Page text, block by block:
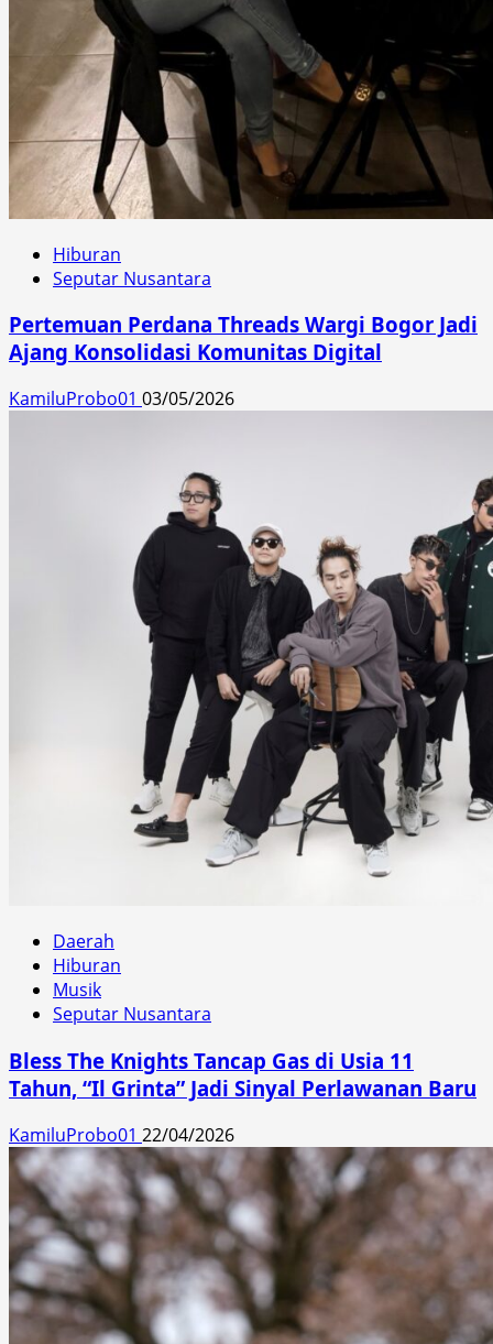
Hiburan
Seputar Nusantara
Pertemuan Perdana Threads Wargi Bogor Jadi
Ajang Konsolidasi Komunitas Digital
KamiluProbo01 03/05/2026
Daerah
Hiburan
Musik
Seputar Nusantara
Bless The Knights Tancap Gas di Usia 11
Tahun, “Il Grinta” Jadi Sinyal Perlawanan Baru
KamiluProbo01 22/04/2026